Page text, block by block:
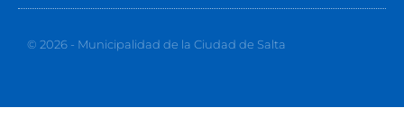
© 2026 - Municipalidad de la Ciudad de Salta